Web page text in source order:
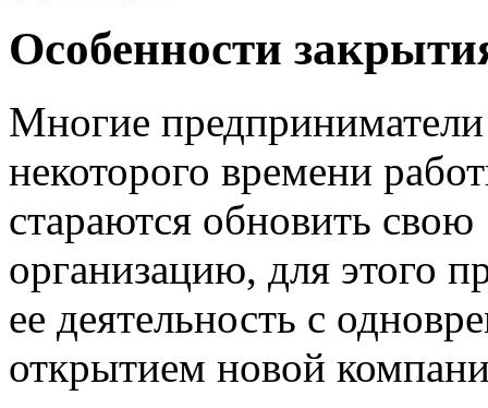
Особенности
Многие
некоторого времени
стараются обновить свою
организацию, для этого
ее деятельность с
открытием новой